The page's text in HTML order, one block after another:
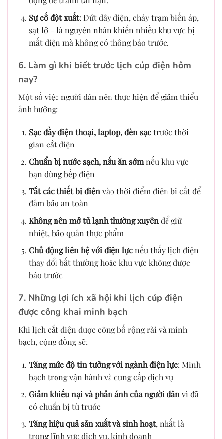
Sự cố đột xuất: Đứt dây điện, cháy trạm biến áp,
sạt lở – là nguyên nhân khiến nhiều khu vực bị
mất điện mà không có thông báo trước.
6. Làm gì khi biết trước lịch cúp điện hôm
nay?
Một số việc người dân nên thực hiện để giảm thiểu
ảnh hưởng:
Sạc đầy điện thoại, laptop, đèn sạctrước thời
gian cắt điện
Chuẩn bị nước sạch, nấu ăn sớmnếu khu vực
bạn dùng bếp điện
Tắt các thiết bị điệnvào thời điểm điện bị cắt để
đảm bảo an toàn
Không nên mở tủ lạnh thường xuyên để giữ
nhiệt, bảo quản thực phẩm
Chủ động liên hệ với điện lựcnếu thấy lịch điện
thay đổi bất thường hoặc khu vực không được
báo trước
7. Những lợi ích xã hội khi lịch cúp điện
được công khai minh bạch
Khi lịch cắt điện được công bố rộng rãi và minh
bạch, cộng đồng sẽ:
Tăng mức độ tin tưởng với ngành điện lực: Minh
bạch trong vận hành và cung cấp dịch vụ
Giảm khiếu nại và phản ánh của người dân vì đã
có chuẩn bị từ trước
Tăng hiệu quả sản xuất và sinh hoạt, nhất là
trong lĩnh vực dịch vụ, kinh doanh